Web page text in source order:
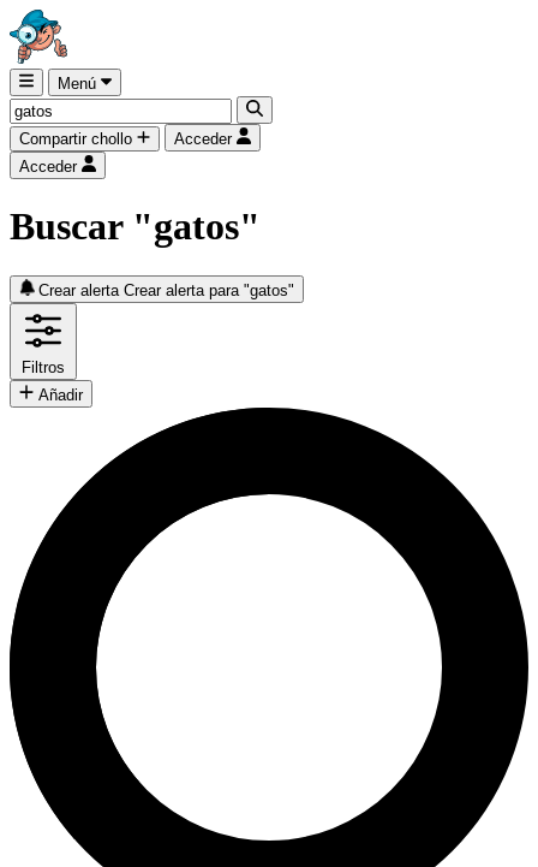
Menú
Compartir chollo
Acceder
Acceder
Buscar "gatos"
Crear alerta Crear alerta para "gatos"
Filtros
Añadir